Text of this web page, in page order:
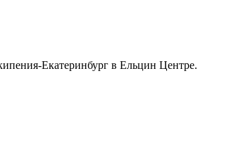
Екатеринбург в Ельцин Центре.